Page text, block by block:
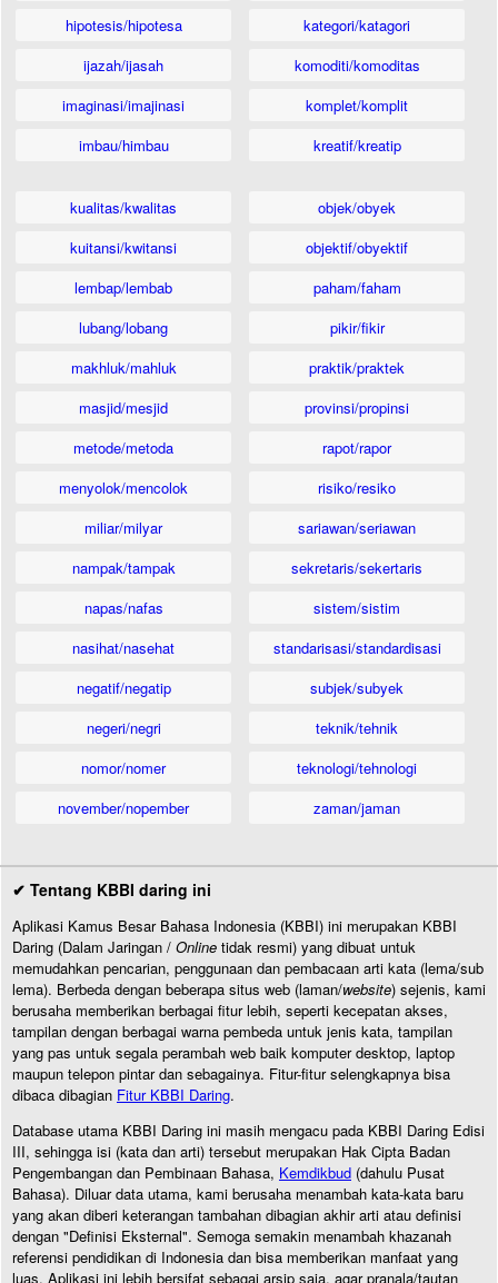
hipotesis/hipotesa
ijazah/ijasah
imaginasi/imajinasi
imbau/himbau
kategori/katagori
komoditi/komoditas
komplet/komplit
kreatif/kreatip
kualitas/kwalitas
kuitansi/kwitansi
lembap/lembab
lubang/lobang
makhluk/mahluk
masjid/mesjid
metode/metoda
menyolok/mencolok
miliar/milyar
nampak/tampak
napas/nafas
nasihat/nasehat
negatif/negatip
negeri/negri
nomor/nomer
november/nopember
objek/obyek
objektif/obyektif
paham/faham
pikir/fikir
praktik/praktek
provinsi/propinsi
rapot/rapor
risiko/resiko
sariawan/seriawan
sekretaris/sekertaris
sistem/sistim
standarisasi/standardisasi
subjek/subyek
teknik/tehnik
teknologi/tehnologi
zaman/jaman
✔ Tentang KBBI daring ini
Aplikasi Kamus Besar Bahasa Indonesia (KBBI) ini merupakan KBBI
Daring (Dalam Jaringan / Online tidak resmi) yang dibuat untuk
memudahkan pencarian, penggunaan dan pembacaan arti kata (lema/sub
lema). Berbeda dengan beberapa situs web (laman/website) sejenis, kami
berusaha memberikan berbagai fitur lebih, seperti kecepatan akses,
tampilan dengan berbagai warna pembeda untuk jenis kata, tampilan
yang pas untuk segala perambah web baik komputer desktop, laptop
maupun telepon pintar dan sebagainya. Fitur-fitur selengkapnya bisa
dibaca dibagian Fitur KBBI Daring.
Database utama KBBI Daring ini masih mengacu pada KBBI Daring Edisi
III, sehingga isi (kata dan arti) tersebut merupakan Hak Cipta Badan
Pengembangan dan Pembinaan Bahasa, Kemdikbud (dahulu Pusat
Bahasa). Diluar data utama, kami berusaha menambah kata-kata baru
yang akan diberi keterangan tambahan dibagian akhir arti atau definisi
dengan "Definisi Eksternal". Semoga semakin menambah khazanah
referensi pendidikan di Indonesia dan bisa memberikan manfaat yang
luas. Aplikasi ini lebih bersifat sebagai arsip saja, agar pranala/tautan